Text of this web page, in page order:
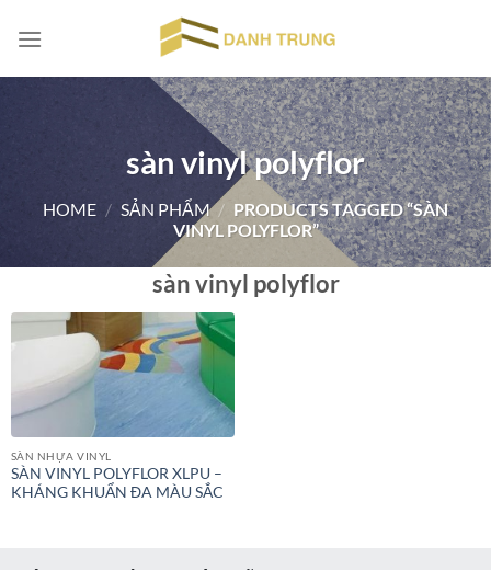
đến
sàn vinyl polyflor
HOME / SẢN PHẨM / PRODUCTS TAGGED “SÀN
VINYL POLYFLOR”
sàn vinyl polyflor
SÀN NHỰA VINYL
SÀN VINYL POLYFLOR XLPU –
KHÁNG KHUẨN ĐA MÀU SẮC